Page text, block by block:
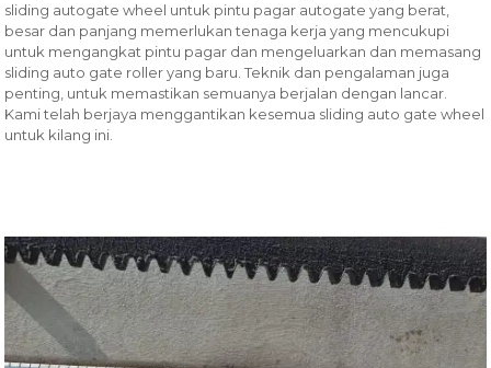
sliding autogate wheel untuk pintu pagar autogate yang berat,
besar dan panjang memerlukan tenaga kerja yang mencukupi
untuk mengangkat pintu pagar dan mengeluarkan dan memasang
sliding auto gate roller yang baru. Teknik dan pengalaman juga
penting, untuk memastikan semuanya berjalan dengan lancar.
Kami telah berjaya menggantikan kesemua sliding auto gate wheel
untuk kilang ini.